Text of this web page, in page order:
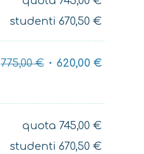
studenti 670,50 €
775,00€ 620,00 €
quota 745,00 €
studenti 670,50 €